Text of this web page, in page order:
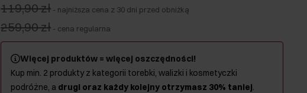
119,90 zł - najniższa cena z 30 dni przed obniżką
259,90 zł - cena regularna
Więcej produktów = więcej oszczędności!
Kup min. 2 produkty z kategorii torebki, walizki i kosmetyczki
podróżne, a drugi oraz każdy kolejny otrzymasz 30% taniej.